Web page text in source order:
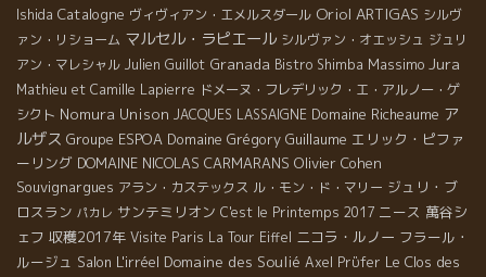
Ishida Catalogne ヴィヴィアン・エメルスダール Oriol ARTIGAS シルヴ
ァン・リショーム マルセル・ラピエール シルヴァン・オエッシュ ジュリ
アン・マレシャル Julien Guillot Granada Bistro Shimba Massimo Jura
Mathieu et Camille Lapierre ドメーヌ・フレデリック・エ・アルノー・ゲ
シクト Nomura Unison JACQUES LASSAIGNE Domaine Richeaume ア
ルザス Groupe ESPOA Domaine Grégory Guillaume エリック・ピファ
ーリング DOMAINE NICOLAS CARMARANS Olivier Cohen
Souvignargues アラン・カステックス ル・モン・ド・マリー ジュリ・ブ
ロスラン パカレ サンテミリオン C'est le Printemps 2017 ニース 萬谷シ
ェフ 収穫2017年 Visite Paris La Tour Eiffel ニコラ・ルノー フラール・
ルージュ Salon L'irréel Domaine des Soulié Axel Prϋfer Le Clos des